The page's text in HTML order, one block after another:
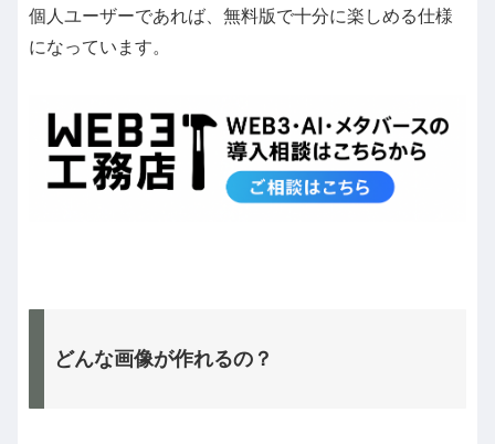
個人ユーザーであれば、無料版で十分に楽しめる仕様
になっています。
どんな画像が作れるの？